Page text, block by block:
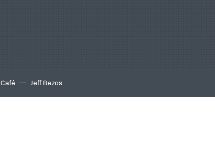
Café Jeff Bezos